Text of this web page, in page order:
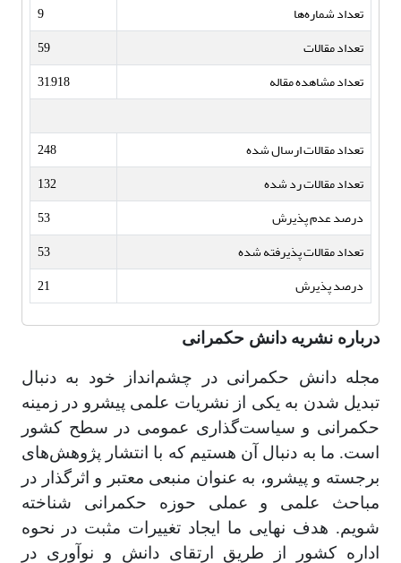
تعداد شماره‌ها
9
تعداد مقالات
59
تعداد مشاهده مقاله
31,918
تعداد مقالات ارسال شده
248
تعداد مقالات رد شده
132
درصد عدم پذیرش
53
تعداد مقالات پذیرفته شده
53
درصد پذیرش
21
درباره نشریه دانش حکمرانی
مجله دانش حکمرانی در چشم‌انداز خود به دنبال
تبدیل شدن به یکی از نشریات علمی پیشرو در زمینه
حکمرانی و سیاست‌گذاری عمومی در سطح کشور
است. ما به دنبال آن هستیم که با انتشار پژوهش‌های
برجسته و پیشرو، به عنوان منبعی معتبر و اثرگذار در
مباحث علمی و عملی حوزه حکمرانی شناخته
شویم. هدف نهایی ما ایجاد تغییرات مثبت در نحوه
اداره کشور از طریق ارتقای دانش و نوآوری در